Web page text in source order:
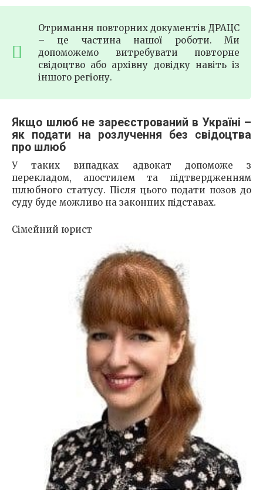
Отримання повторних документів ДРАЦС
– це частина нашої роботи. Ми
допоможемо витребувати повторне
свідоцтво або архівну довідку навіть із
іншого регіону.
Якщо шлюб не зареєстрований в Україні –
як подати на розлучення без свідоцтва
про шлюб
У таких випадках адвокат допоможе з
перекладом, апостилем та підтвердженням
шлюбного статусу. Після цього подати позов до
суду буде можливо на законних підставах.
Сімейний юрист